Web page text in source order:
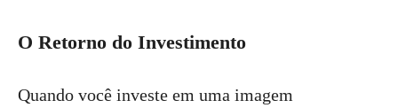
O Retorno do Investimento
Quando você investe em uma imagem